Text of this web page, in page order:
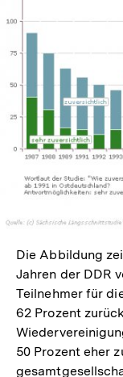
Die Abbildung
Jahren der DDR
Teilnehmer für
62 Prozent
50 Prozent eher